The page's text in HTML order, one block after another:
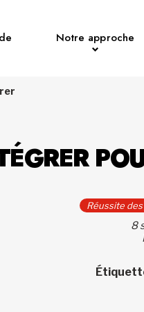
Notre approche
Réussite
8